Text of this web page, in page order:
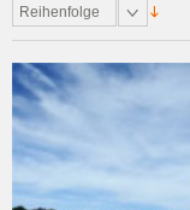
Reihenfolge